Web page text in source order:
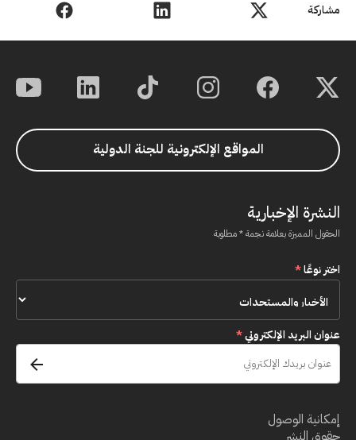
مشاركة
المواقع الإلكترونية للجنة الدولية
النشرة الإخبارية
الحقول المميزة بعلامة نجمة * مطلوبة
اختر نوعًا*
عنوان البريد الإلكتروني*
إمكانية الوصول
حقوق النشر